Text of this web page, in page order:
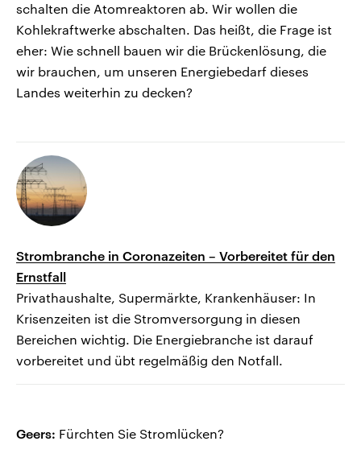
schalten die Atomreaktoren ab. Wir wollen die
Kohlekraftwerke abschalten. Das heißt, die Frage ist
eher: Wie schnell bauen wir die Brückenlösung, die
wir brauchen, um unseren Energiebedarf dieses
Landes weiterhin zu decken?
Strombranche in Coronazeiten – Vorbereitet für den
Ernstfall
Privathaushalte, Supermärkte, Krankenhäuser: In
Krisenzeiten ist die Stromversorgung in diesen
Bereichen wichtig. Die Energiebranche ist darauf
vorbereitet und übt regelmäßig den Notfall.
Geers: Fürchten Sie Stromlücken?